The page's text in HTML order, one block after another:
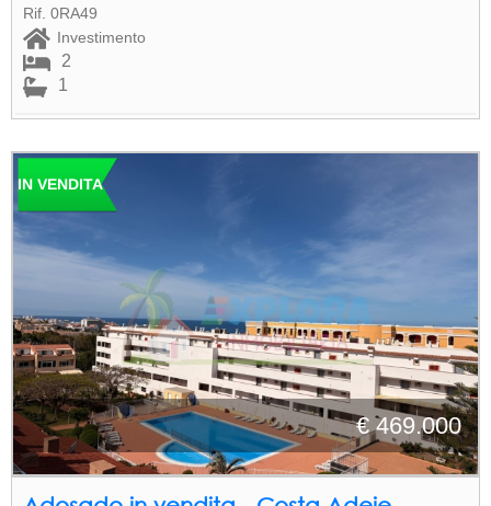
Rif. 0RA49
Investimento
2
1
IN VENDITA
€ 469.000